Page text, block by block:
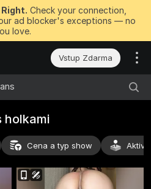
Check your connection,
ad blocker's exceptions — no
love.
Vstup Zdarma
holkami
Cena a typ show